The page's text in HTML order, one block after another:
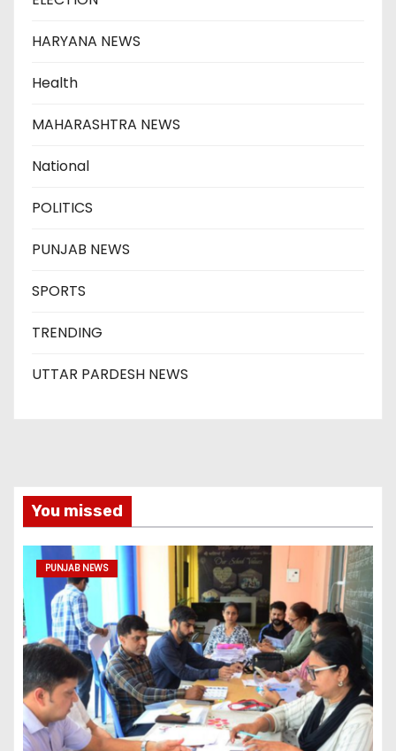
HARYANA NEWS
Health
MAHARASHTRA NEWS
National
POLITICS
PUNJAB NEWS
SPORTS
TRENDING
UTTAR PARDESH NEWS
You missed
PUNJAB NEWS